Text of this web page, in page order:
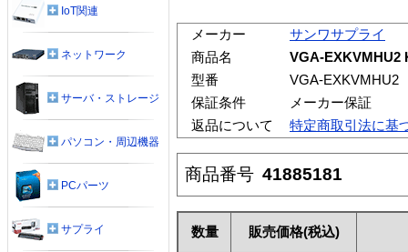
メーカー
サンワサプライ
商品名
VGA-EXKVMHU2
型番
VGA-EXKVMHU2
保証条件
メーカー保証
返品について
特定商取引法に基
商品番号 41885181
数量 販売価格(税込)
IoT関連
ネットワーク
サーバ・ストレージ
パソコン・周辺機器
PCパーツ
サプライ